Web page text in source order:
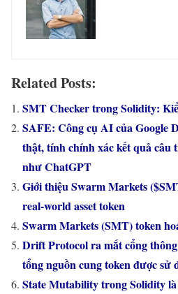
Related Posts:
SMT Checker trong Solidity:
SAFE: Công cụ AI của Google
thật, tính chính xác kết quả
như ChatGPT
Giới thiệu Swarm Markets
real-world asset token
Swarm Markets (SMT) token
Drift Protocol ra mắt cổng
tổng nguồn cung token được sử
State Mutability trong Solidity